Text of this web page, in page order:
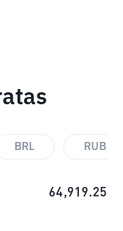
BRL RUB
64,919.25